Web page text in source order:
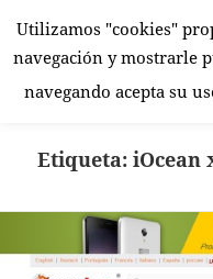
El Rincón
Etiqueta:iOcean
Utilizamos "cookies"
navegación y mostrarle
navegando acepta su